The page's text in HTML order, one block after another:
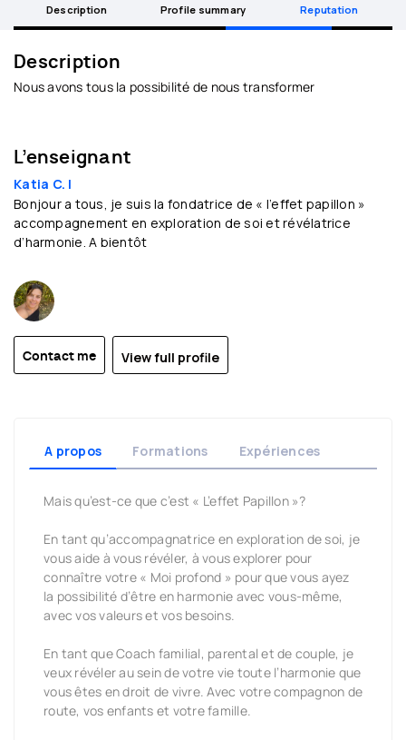
Description Profile summary Reputation
Description
Nous avons tous la possibilité de nous transformer
L’enseignant
Katia C. |
Bonjour a tous, je suis la fondatrice de « l’effet papillon »
accompagnement en exploration de soi et révélatrice
d’harmonie. A bientôt
Contact me View full profile
A propos Formations Expériences
Mais qu’est-ce que c’est « L’effet Papillon »?
En tant qu’accompagnatrice en exploration de soi, je
vous aide à vous révéler, à vous explorer pour
connaître votre « Moi profond » pour que vous ayez
la possibilité d’être en harmonie avec vous-même,
avec vos valeurs et vos besoins.
En tant que Coach familial, parental et de couple, je
veux révéler au sein de votre vie toute l’harmonie que
vous êtes en droit de vivre. Avec votre compagnon de
route, vos enfants et votre famille.